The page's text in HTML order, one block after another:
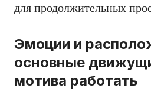
для продолжительных
Эмоции и
основные
мотива работать